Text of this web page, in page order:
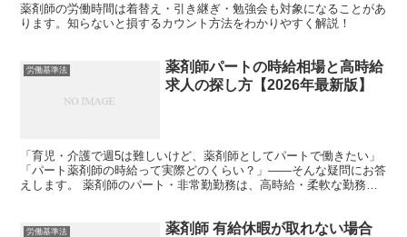
薬剤師の労働時間は着替え・引き継ぎ・勉強会も対象になることがあ
ります。知らないと損するカウント方法をわかりやすく解説！
労働基準法
薬剤師パートの時給相場と高時給
求人の探し方【2026年最新版】
「育児・介護で週5は難しいけど、薬剤師としてパートで働きたい」
「パート薬剤師の時給って実際どのくらい？」――そんな疑問にお答
えします。 薬剤師のパート・非常勤勤務は、高時給・柔軟な勤務時
労働基準法
薬剤師 有給休暇が取れない場合